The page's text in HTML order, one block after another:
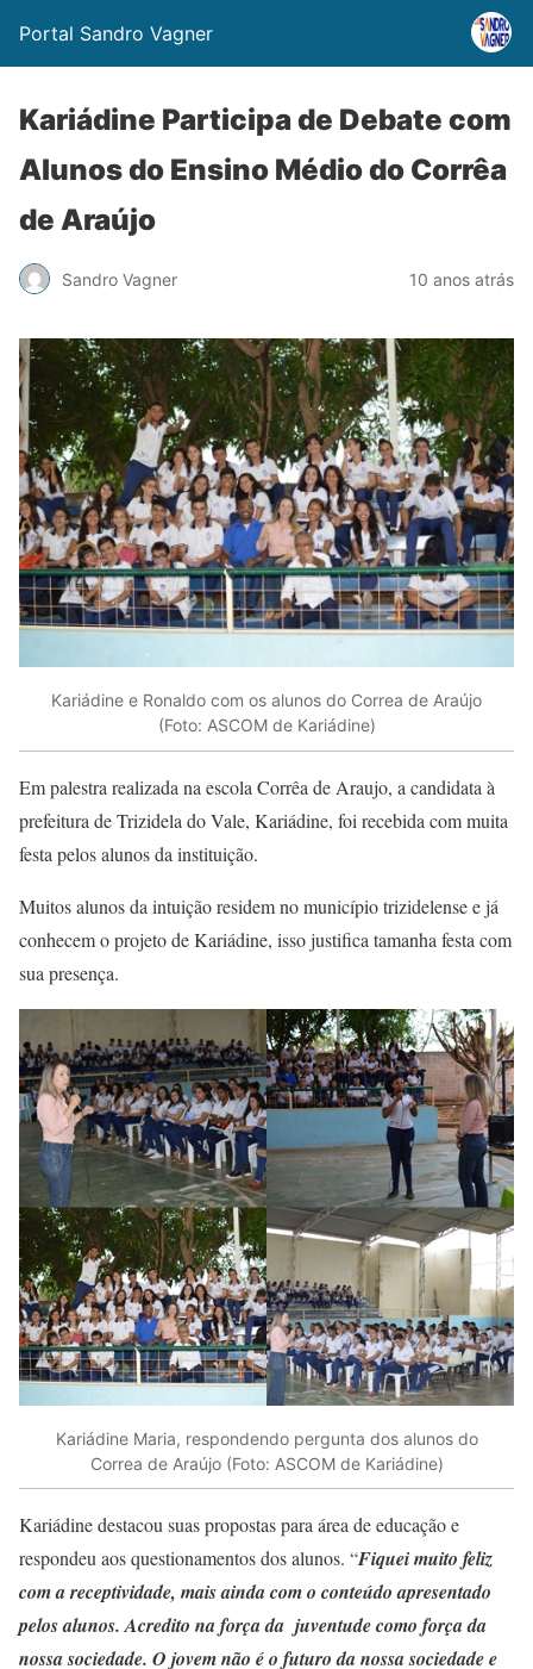
Portal Sandro Vagner
Kariádine Participa de Debate com
Alunos do Ensino Médio do Corrêa
de Araújo
Sandro Vagner 10 anos atrás
Kariádine e Ronaldo com os alunos do Correa de Araújo
(Foto: ASCOM de Kariádine)
Em palestra realizada na escola Corrêa de Araujo, a candidata à
prefeitura de Trizidela do Vale, Kariádine, foi recebida com muita
festa pelos alunos da instituição.
Muitos alunos da intuição residem no município trizidelense e já
conhecem o projeto de Kariádine, isso justifica tamanha festa com
sua presença.
Kariádine Maria, respondendo pergunta dos alunos do
Correa de Araújo (Foto: ASCOM de Kariádine)
Kariádine destacou suas propostas para área de educação e
respondeu aos questionamentos dos alunos. “Fiquei muito feliz
com a receptividade, mais ainda com o conteúdo apresentado
pelos alunos. Acredito na força da juventude como força da
nossa sociedade. O jovem não é o futuro da nossa sociedade e